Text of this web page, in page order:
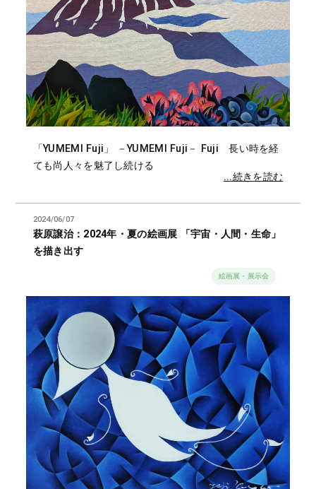
「YUMEMI Fuji」 －YUMEMI Fuji－ Fuji 長い時を経
ても尚人々を魅了し続ける
...続きを読む
2024/06/07
萩原譲治：2024年・夏の絵画展 「宇宙・人間・生命」
を描き出す
絵画展・展示会